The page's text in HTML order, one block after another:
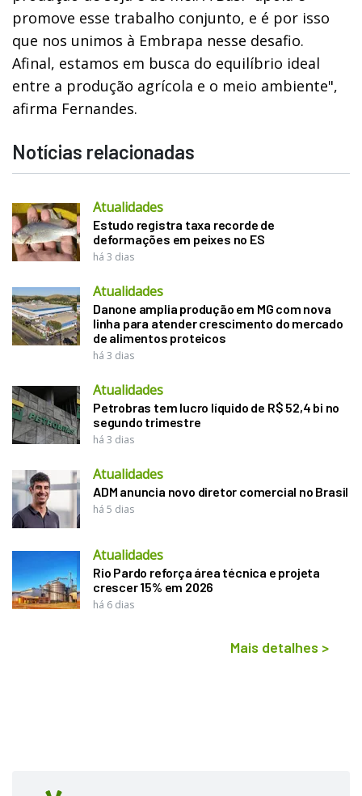
promove esse trabalho conjunto, e é por isso
que nos unimos à Embrapa nesse desafio.
Afinal, estamos em busca do equilíbrio ideal
entre a produção agrícola e o meio ambiente",
afirma Fernandes.
Notícias relacionadas
Atualidades
Estudo registra taxa recorde de
deformações em peixes no ES
há 3 dias
Atualidades
Danone amplia produção em MG com nova
linha para atender crescimento do mercado
de alimentos proteicos
há 3 dias
Atualidades
Petrobras tem lucro líquido de R$ 52,4 bi no
segundo trimestre
há 3 dias
Atualidades
ADM anuncia novo diretor comercial no Brasil
há 5 dias
Atualidades
Rio Pardo reforça área técnica e projeta
crescer 15% em 2026
há 6 dias
Mais detalhes >